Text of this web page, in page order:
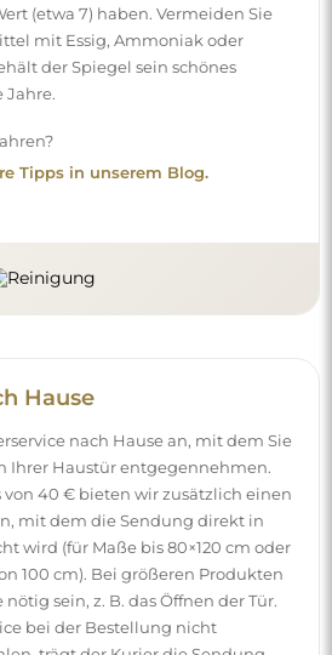
(etwa 7) haben. Vermeiden Sie
mit Essig, Ammoniak oder
der Spiegel sein schönes
Jahre.
Tipps in unserem Blog.
Hause
nach Hause an, mit dem Sie
Ihrer Haustür entgegennehmen.
von 40 € bieten wir zusätzlich einen
mit dem die Sendung direkt in
wird (für Maße bis 80×120 cm oder
100 cm). Bei größeren Produkten
sein, z. B. das Öffnen der Tür.
bei der Bestellung nicht